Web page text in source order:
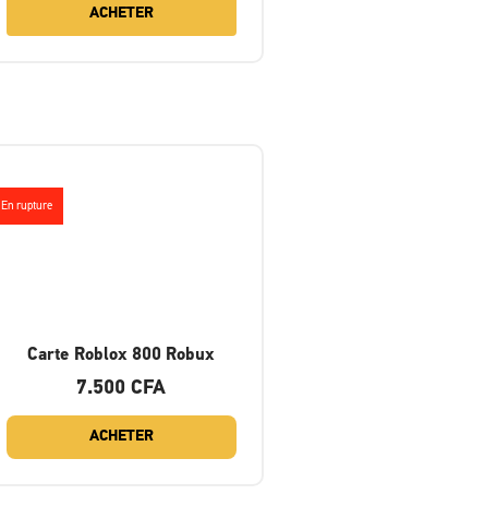
ACHETER
Carte Roblox 800 Robux
En rupture
7.500CFA
ACHETER